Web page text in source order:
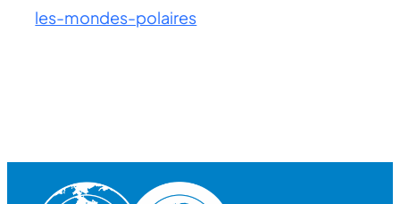
les-mondes-polaires